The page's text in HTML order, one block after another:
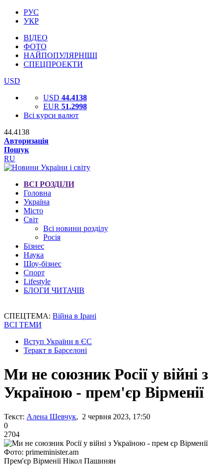
РУС
УКР
ВІДЕО
ФОТО
НАЙПОПУЛЯРНІШІ
СПЕЦПРОЕКТИ
USD
USD 44.4138
EUR 51.2998
Всі курси валют
44.4138
Авторизація
Пошук
RU
ВСІ РОЗДІЛИ
Головна
Україна
Місто
Світ
Всі новини розділу
Росія
Бізнес
Наука
Шоу-бізнес
Спорт
Lifestyle
БЛОГИ ЧИТАЧІВ
СПЕЦТЕМА: Війна в Ірані
ВСІ ТЕМИ
Вступ України в ЄС
Теракт в Барселоні
Ми не союзник Росії у війні з
Україною - прем'єр Вірменії
Текст: Алена Шевчук, 2 червня 2023, 17:50
0
2704
Фото: primeminister.am
Прем'єр Вірменії Нікол Пашинян